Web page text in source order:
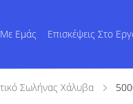
Με Εμάς Επισκέψεις Στο
Σωλήνας Χάλυβα